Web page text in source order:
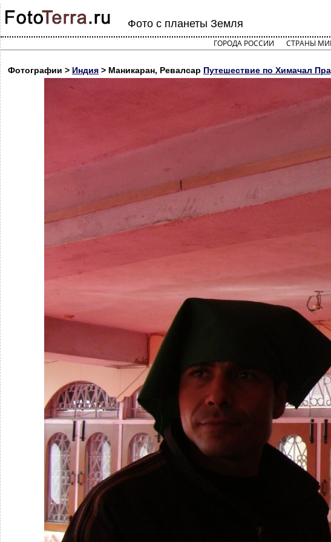
Фото с планеты Земля
ГОРОДА РОССИИ СТРАНЫ
Фотографии > Индия > Маникаран, Ревалсар Путешествие по Химачал